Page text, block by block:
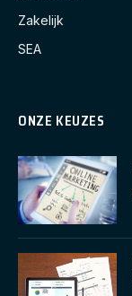
Zakelijk
SEA
ONZE KEUZES